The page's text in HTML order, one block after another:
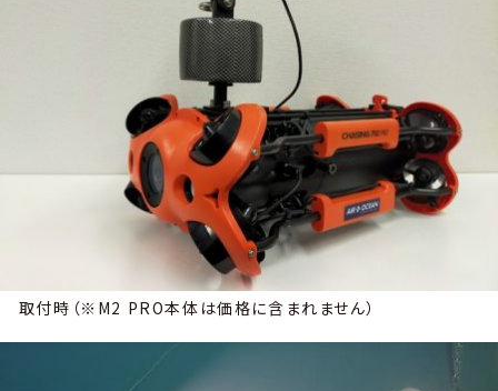
取付時（※M2 PRO本体は価格に含まれません）